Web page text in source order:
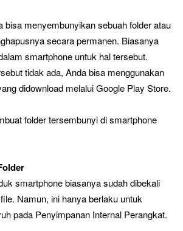
bisa menyembunyikan sebuah folder atau
secara permanen. Biasanya
smartphone untuk hal tersebut.
tidak ada, Anda bisa menggunakan
didownload melalui Google Play Store.
folder tersembunyi di smartphone
smartphone biasanya sudah dibekali
Namun, ini hanya berlaku untuk
pada Penyimpanan Internal Perangkat.